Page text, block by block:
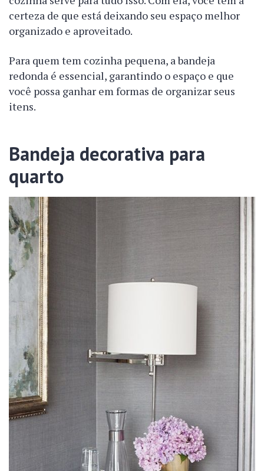
certeza de que está deixando seu espaço melhor
organizado e aproveitado.
Para quem tem cozinha pequena, a bandeja
redonda é essencial, garantindo o espaço e que
você possa ganhar em formas de organizar seus
itens.
Bandeja decorativa para
quarto